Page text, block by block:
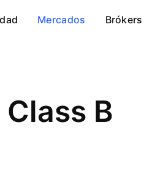
Mercados Brókers
B